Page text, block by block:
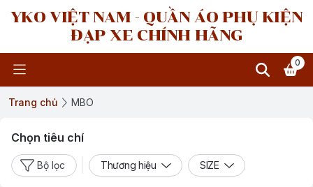
YKO VIỆT NAM - QUẦN ÁO PHỤ KIỆN
ĐẠP XE CHÍNH HÃNG
0
Trang chủ MBO
Chọn tiêu chí
Bộ lọc Thương hiệu SIZE